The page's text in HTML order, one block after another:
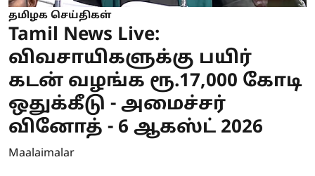
தமிழக செய்திகள்
Tamil News Live:
விவசாயிகளுக்கு பயிர்
கடன் வழங்க ரூ.17,000 கோடி
ஒதுக்கீடு - அமைச்சர்
வினோத் - 6 ஆகஸ்ட் 2026
Maalaimalar